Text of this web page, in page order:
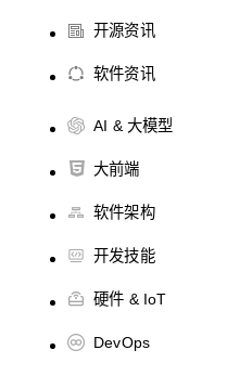
开源资讯
软件资讯
AI & 大模型
大前端
软件架构
开发技能
硬件 & IoT
DevOps